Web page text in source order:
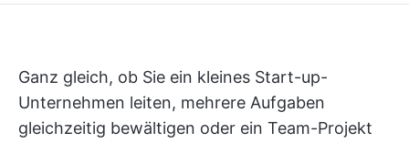
Ganz gleich, ob Sie ein kleines Start-up-
Unternehmen leiten, mehrere Aufgaben
gleichzeitig bewältigen oder ein Team-Projekt